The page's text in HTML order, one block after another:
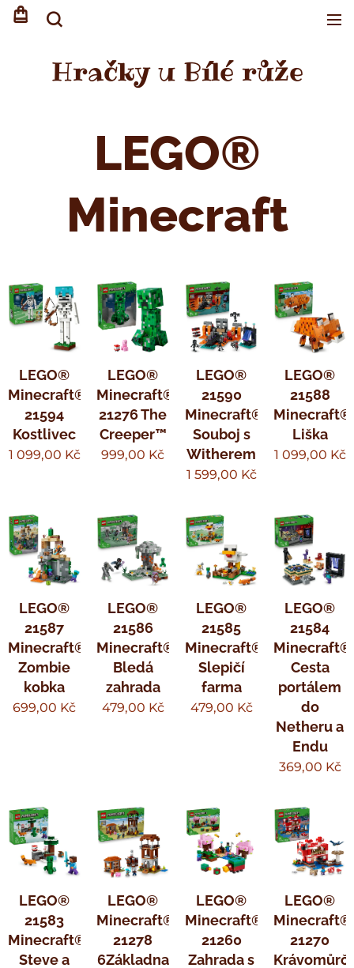
Hračky u Bílé růže
LEGO®
Minecraft
LEGO®
Minecraft®
21594
Kostlivec
1 099,00 Kč
LEGO®
Minecraft®
21276 The
Creeper™
999,00 Kč
LEGO®
21590
Minecraft®
Souboj s
Witherem
1 599,00 Kč
LEGO®
21588
Minecraft®
Liška
1 099,00 Kč
LEGO®
21587
Minecraft®
Zombie
kobka
699,00 Kč
LEGO®
21586
Minecraft®
Bledá
zahrada
479,00 Kč
LEGO®
21585
Minecraft®
Slepičí
farma
479,00 Kč
LEGO®
21584
Minecraft®
Cesta
portálem
do
Netheru a
Endu
369,00 Kč
LEGO®
21583
Minecraft®
Steve a
LEGO®
Minecraft®
21278
6Základna
LEGO®
Minecraft®
21260
Zahrada s
LEGO®
Minecraft®
21270
Krávomůrčí